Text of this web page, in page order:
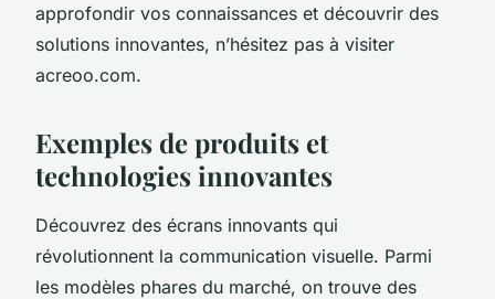
approfondir vos connaissances et découvrir des
solutions innovantes, n’hésitez pas à visiter
acreoo.com.
Exemples de produits et
technologies innovantes
Découvrez des écrans innovants qui
révolutionnent la communication visuelle. Parmi
les modèles phares du marché, on trouve des